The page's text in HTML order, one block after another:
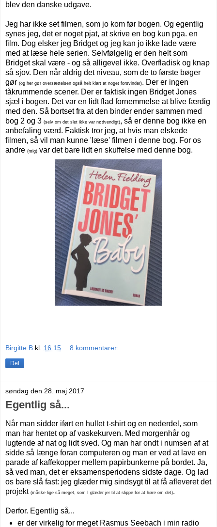
blev den danske udgave.
Jeg har ikke set filmen, som jo kom før bogen. Og egentlig
synes jeg, det er noget pjat, at skrive en bog kun pga. en
film. Dog elsker jeg Bridget og jeg kan jo ikke lade være
med at læse hele serien. Selvfølgelig er den helt som
Bridget skal være - og så alligevel ikke. Overfladisk og knap
så sjov. Den når aldrig det niveau, som de to første bøger
gør (og her gør oversættelsen også helt klart at noget forsvinder). Der er ingen
tåkrummende scener. Der er faktisk ingen Bridget Jones
sjæl i bogen. Det var en lidt flad fornemmelse at blive færdig
med den. Så bortset fra at den binder ender sammen med
bog 2 og 3 (selv om det slet ikke var nødvendigt), så er denne bog ikke en
anbefaling værd. Faktisk tror jeg, at hvis man elskede
filmen, så vil man kunne 'læse' filmen i denne bog. For os
andre (mig) var det bare lidt en skuffelse med denne bog.
Birgitte B kl. 16.15 8 kommentarer:
Del
søndag den 28. maj 2017
Egentlig så...
Når man sidder iført en hullet t-shirt og en nederdel, som
man har hentet op af vaskekurven. Med morgenhår og
lugtende af nat og lidt sved. Og man har ondt i numsen af at
sidde så længe foran computeren og man er ved at lave en
parade af kaffekopper mellem papirbunkerne på bordet. Ja,
så ved man, det er eksamensperiodens sidste dage. Og lad
os bare slå fast: jeg glæder mig sindsygt til at få afleveret det
projekt (måske lige så meget, som I glæder jer til at slippe for at høre om det).
Derfor. Egentlig så...
er der virkelig for meget Rasmus Seebach i min radio